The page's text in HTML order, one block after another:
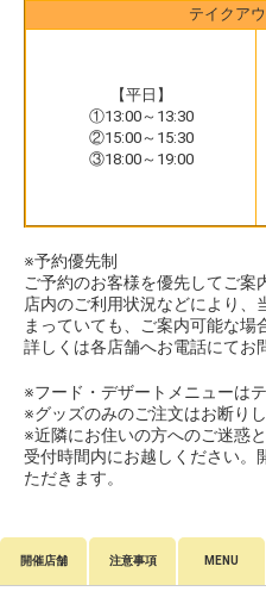
テイクア
【平日】
①13:00～13:30
②15:00～15:30
③18:00～19:00
※予約優先制
ご予約のお客様を優先してご案
店内のご利用状況などにより、
まっていても、ご案内可能な場
詳しくは各店舗へお電話にてお
※フード・デザートメニューは
※グッズのみのご注文はお断りし
※近隣にお住いの方へのご迷惑
受付時間内にお越しください。
ただきます。
開催店舗 注意事項 MENU